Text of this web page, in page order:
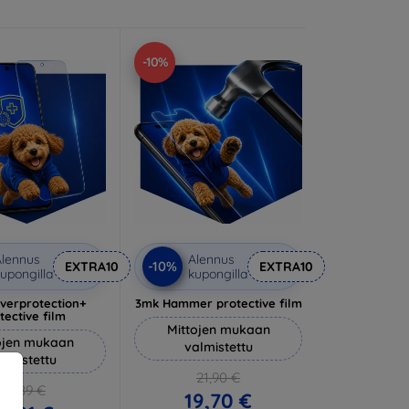
EXTRA10
film
mukaan
20,89 €
-10%
-10%
Alennus
kupongilla
EXTRA10
3mk Hammer protective film
Mittojen mukaan
valmistettu
21,90 €
19,70 €